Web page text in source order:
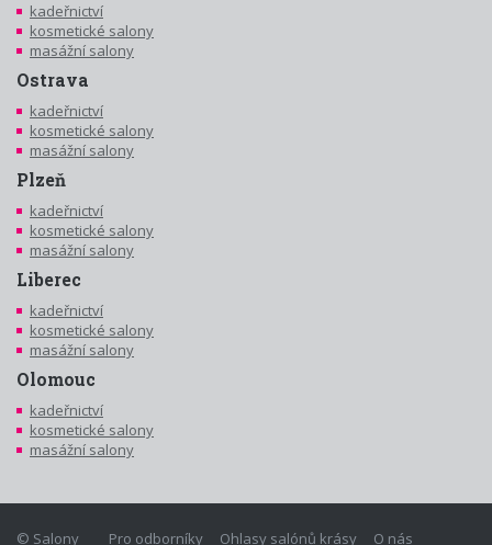
kadeřnictví
kosmetické salony
masážní salony
Ostrava
kadeřnictví
kosmetické salony
masážní salony
Plzeň
kadeřnictví
kosmetické salony
masážní salony
Liberec
kadeřnictví
kosmetické salony
masážní salony
Olomouc
kadeřnictví
kosmetické salony
masážní salony
Pro odborníky Ohlasy salónů krásy O nás
© Salony